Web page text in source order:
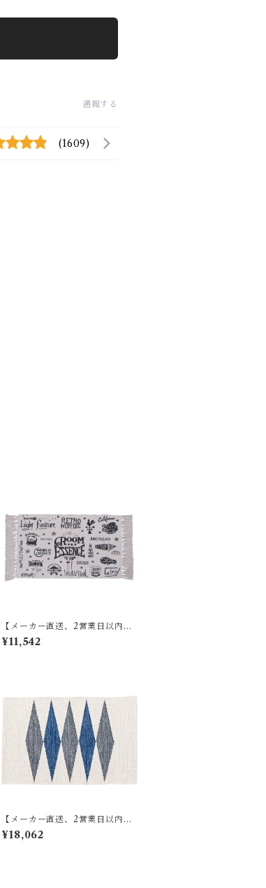
通報する
(1609)
【メーカー直送、2営業日以内に
発送】【6個セット】 東谷 マッ
ト W75×D45 RE TTR-137
¥11,542
【メーカー直送、2営業日以内に
発送】【6個セット】 東谷 キッ
チンマット W50×D80 ブルー/ブ
¥18,062